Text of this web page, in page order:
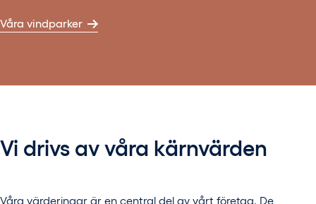
Våra vindparker
Vi drivs av våra kärnvärden
Våra värderingar är en central del av vårt företag. De